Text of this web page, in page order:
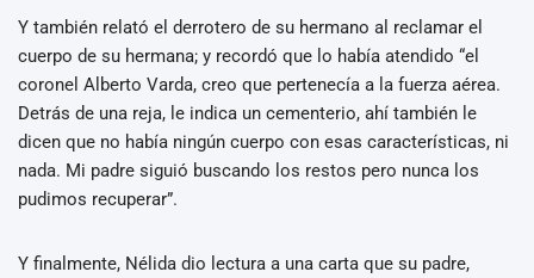
Y también relató el derrotero de su hermano al reclamar el
cuerpo de su hermana; y recordó que lo había atendido “el
coronel Alberto Varda, creo que pertenecía a la fuerza aérea.
Detrás de una reja, le indica un cementerio, ahí también le
dicen que no había ningún cuerpo con esas características, ni
nada. Mi padre siguió buscando los restos pero nunca los
pudimos recuperar”.
Y finalmente, Nélida dio lectura a una carta que su padre,